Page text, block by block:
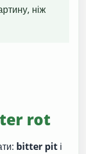
ніж
rot
bitter pit і